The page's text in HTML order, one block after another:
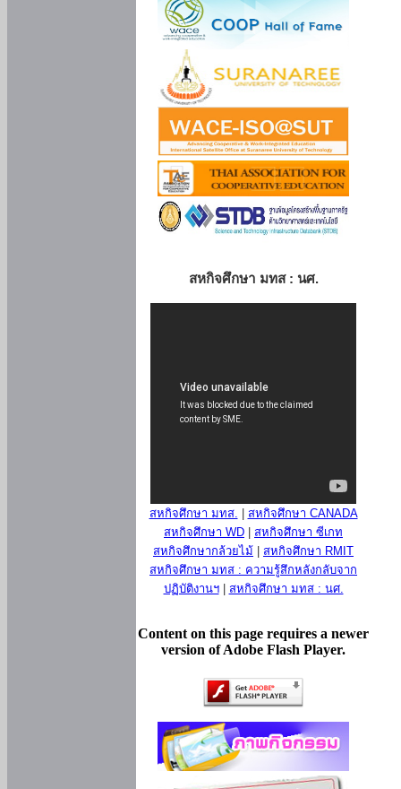
สหกิจศึกษา มทส : นศ.
สหกิจศึกษา มทส.
สหกิจศึกษา CANADA
สหกิจศึกษา WD
สหกิจศึกษา ซีเกท
สหกิจศึกษากล้วยไม้
สหกิจศึกษา RMIT
สหกิจศึกษา มทส : ความรู้สึกหลังกลับจาก
ปฏิบัติงานฯ| สหกิจศึกษา มทส : นศ.
Content on this page requires a newer
version of Adobe Flash Player.